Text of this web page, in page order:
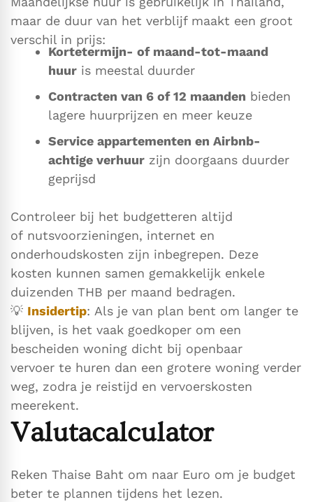
maar de duur van het verblijf maakt een groot
verschil in prijs:
Kortetermijn- of maand-tot-maand
huur is meestal duurder
Contracten van 6 of 12 maanden bieden
lagere huurprijzen en meer keuze
Service appartementen en Airbnb-
achtige verhuur zijn doorgaans duurder
geprijsd
Controleer bij het budgetteren altijd
of nutsvoorzieningen, internet en
onderhoudskosten zijn inbegrepen. Deze
kosten kunnen samen gemakkelijk enkele
duizenden THB per maand bedragen.
💡 Insidertip: Als je van plan bent om langer te
blijven, is het vaak goedkoper om een
bescheiden woning dicht bij openbaar
vervoer te huren dan een grotere woning verder
weg, zodra je reistijd en vervoerskosten
meerekent.
Valutacalculator
Reken Thaise Baht om naar Euro om je budget
beter te plannen tijdens het lezen.